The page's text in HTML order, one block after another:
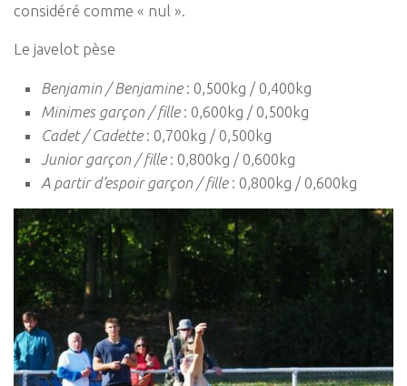
considéré comme « nul ».
Le javelot pèse
Benjamin / Benjamine: 0,500kg / 0,400kg
Minimes garçon / fille: 0,600kg / 0,500kg
Cadet / Cadette: 0,700kg / 0,500kg
Junior garçon / fille: 0,800kg / 0,600kg
A partir d’espoir garçon / fille: 0,800kg / 0,600kg